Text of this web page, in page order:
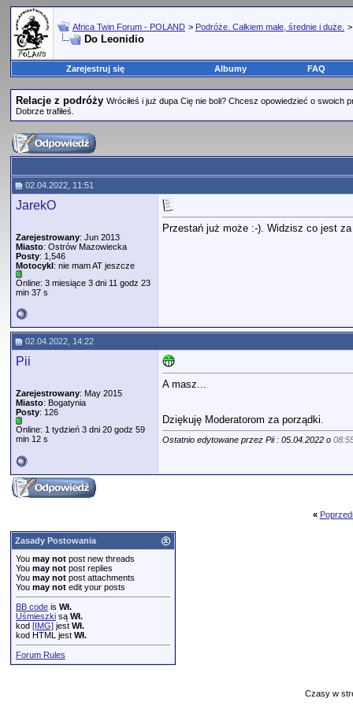
Africa Twin Forum - POLAND > Podróże. Całkiem małe, średnie i duże.
Do Leonidio
Zarejestruj się Albumy FAQ
Relacje z podróży Wróciłeś i już dupa Cię nie boli? Chcesz opowiedzieć o swoich
Dobrze trafiłeś.
02.04.2022, 11:51
JarekO
Zarejestrowany: Jun 2013
Miasto: Ostrów Mazowiecka
Posty: 1,546
Motocykl: nie mam AT jeszcze
Online: 3 miesiące 3 dni 11 godz 23
min 37 s
Przestań już może :-). Widzisz co jest
02.04.2022, 14:22
Pii
Zarejestrowany: May 2015
Miasto: Bogatynia
Posty: 126
Online: 1 tydzień 3 dni 20 godz 59
min 12 s
A masz...
Dziękuję Moderatorom za porządki.
Ostatnio edytowane przez Pii : 05.04.2022 o
«
Zasady Postowania
You may not post new threads
You may not post replies
You may not post attachments
You may not edit your posts
BB code is Wł.
Uśmieszki są Wł.
kod [IMG] jest Wł.
kod HTML jest Wł.
Forum Rules
Czasy w